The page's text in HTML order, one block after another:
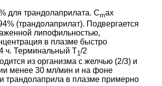
для трандолаприлата. Cmах
(трандолаприлат). Подвергается
липофильностью,
в плазме быстро
ч. Терминальный T1 /2
из организма с желчью (2/3) и
менее 30 мл/мин и на фоне
трандолаприла в плазме примерно